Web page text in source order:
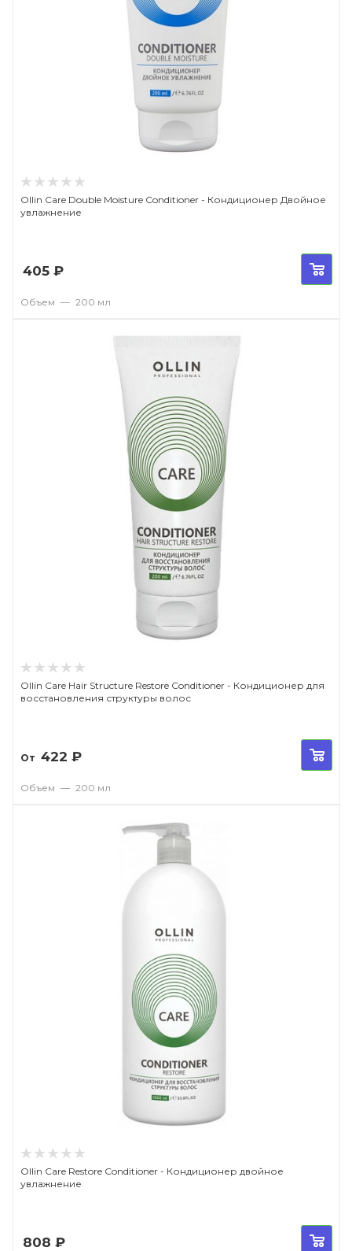
Ollin Care Double Moisture Conditioner - Кондиционер Двойное
увлажнение
405 ₽
Объем — 200 мл
Ollin Care Hair Structure Restore Conditioner - Кондиционер для
восстановления структуры волос
От 422 ₽
Объем — 200 мл
Ollin Care Restore Conditioner - Кондиционер двойное
увлажнение
808 ₽